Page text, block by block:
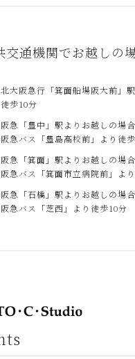
交通機関でお越しの
北大阪急行「箕面船場阪大前」
徒歩10分
阪急「豊中」駅よりお越しの場合
阪急バス「豊島高校前」より徒
阪急「箕面」駅よりお越しの場合
阪急バス「箕面市立病院前」よ
阪急「石橋」駅よりお越しの場合
阪急バス「芝西」より徒歩10分